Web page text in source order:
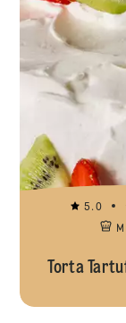
5.0
Torta